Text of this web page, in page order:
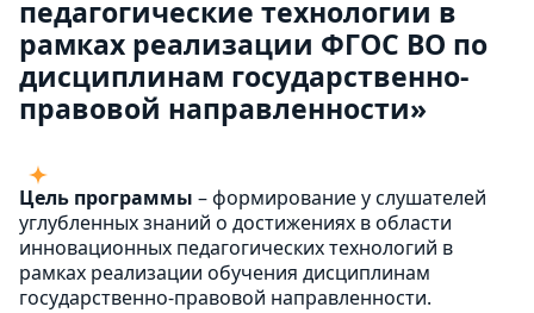
педагогические технологии в
рамках реализации ФГОС ВО по
дисциплинам государственно-
правовой направленности»
Цель программы – формирование у слушателей
углубленных знаний о достижениях в области
инновационных педагогических технологий в
рамках реализации обучения дисциплинам
государственно-правовой направленности.